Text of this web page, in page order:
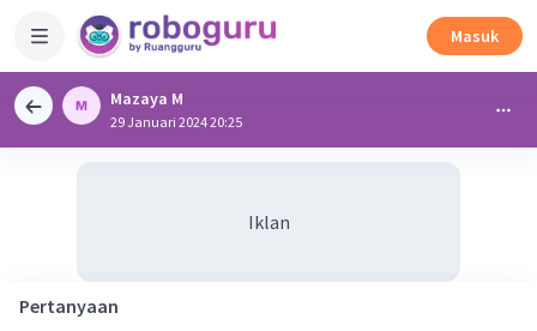
Masuk
Mazaya M
29 Januari 2024 20:25
Iklan
Pertanyaan